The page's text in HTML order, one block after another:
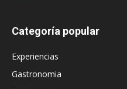
Categoría popular
Experiencias
Gastronomia